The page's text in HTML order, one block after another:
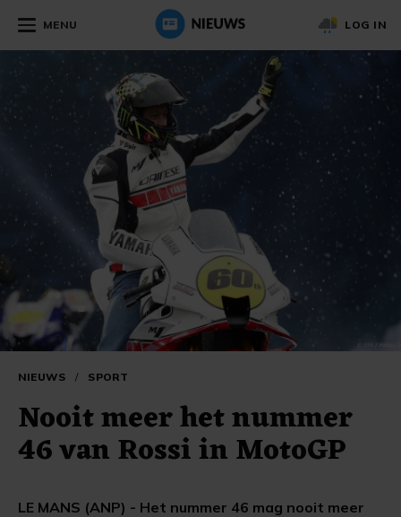
MENU LOG IN
NIEUWS / SPORT
Nooit meer het nummer
46 van Rossi in MotoGP
LE MANS (ANP) - Het nummer 46 mag nooit meer